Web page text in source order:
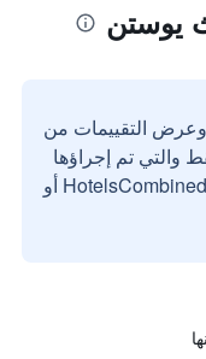
يوستن
التقييمات من
والتي تم إجراؤها
بواسطة مستخدمين حقيقيين مع HotelsCombined أو